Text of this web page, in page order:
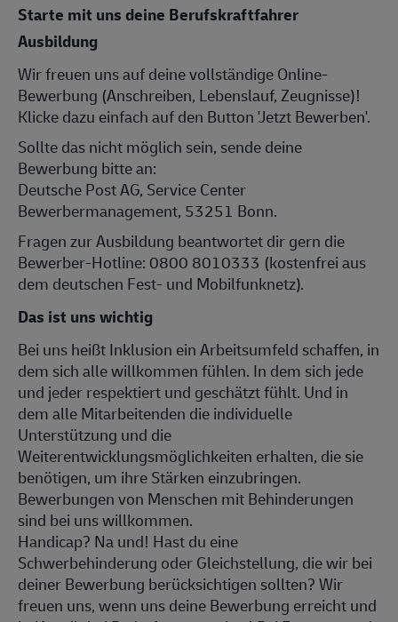
Starte mit uns deine Berufskraftfahrer
Ausbildung
Wir freuen uns auf deine vollständige Online-
Bewerbung (Anschreiben, Lebenslauf, Zeugnisse)!
Klicke dazu einfach auf den Button 'Jetzt Bewerben'.
Sollte das nicht möglich sein, sende deine
Bewerbung bitte an:
Deutsche Post AG, Service Center
Bewerbermanagement, 53251 Bonn.
Fragen zur Ausbildung beantwortet dir gern die
Bewerber-Hotline: 0800 8010333 (kostenfrei aus
dem deutschen Fest- und Mobilfunknetz).
Das ist uns wichtig
Bei uns heißt Inklusion ein Arbeitsumfeld schaffen, in
dem sich alle willkommen fühlen. In dem sich jede
und jeder respektiert und geschätzt fühlt. Und in
dem alle Mitarbeitenden die individuelle
Unterstützung und die
Weiterentwicklungsmöglichkeiten erhalten, die sie
benötigen, um ihre Stärken einzubringen.
Bewerbungen von Menschen mit Behinderungen
sind bei uns willkommen.
Handicap? Na und! Hast du eine
Schwerbehinderung oder Gleichstellung, die wir bei
deiner Bewerbung berücksichtigen sollten? Wir
freuen uns, wenn uns deine Bewerbung erreicht und